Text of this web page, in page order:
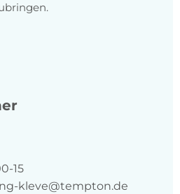
15
kleve@tempton.de